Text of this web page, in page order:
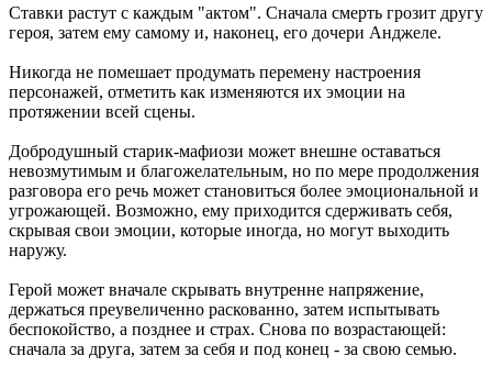
Ставки растут с каждым "актом". Сначала смерть грозит другу
героя, затем ему самому и, наконец, его дочери Анджеле.
Никогда не помешает продумать перемену настроения
персонажей, отметить как изменяются их эмоции на
протяжении всей сцены.
Добродушный старик-мафиози может внешне оставаться
невозмутимым и благожелательным, но по мере продолжения
разговора его речь может становиться более эмоциональной и
угрожающей. Возможно, ему приходится сдерживать себя,
скрывая свои эмоции, которые иногда, но могут выходить
наружу.
Герой может вначале скрывать внутренне напряжение,
держаться преувеличенно раскованно, затем испытывать
беспокойство, а позднее и страх. Снова по возрастающей:
сначала за друга, затем за себя и под конец - за свою семью.